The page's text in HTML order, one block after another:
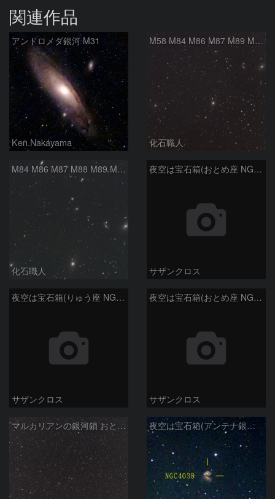
関連作品
アンドロメダ銀河 M31
Ken.Nakayama
M58 M84 M86 M87 M89 M90 マルカリアンの銀河鎖 おとめ座 かみのけ座
化石職人
M84 M86 M87 M88 M89 M90 M91 マルカリアンの銀河鎖 おとめ座 かみのけ座
化石職人
夜空は宝石箱(おとめ座 NGC5566) Seestar50
サザンクロス
夜空は宝石箱(りゅう座 NGC6503) Seestar50
サザンクロス
夜空は宝石箱(おとめ座 NGC5746) Seestar50
サザンクロス
マルカリアンの銀河鎖 おとめ座・ かみのけ座の銀河 夜空は宝石箱(アンテナ銀河 NGC4038) Seestar50